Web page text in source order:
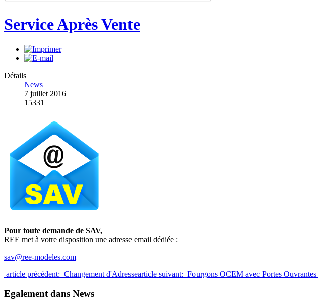
Service Après Vente
Détails
News
7 juillet 2016
15331
Pour toute demande de SAV,
REE met à votre disposition une adresse email dédiée :
sav@ree-modeles.com
article précédent: Changement d'Adressearticle suivant: Fourgons OCEM avec Portes Ouvrantes
Egalement dans News